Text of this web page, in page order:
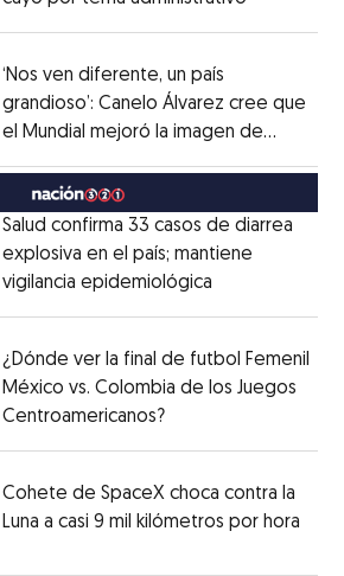
‘Nos ven diferente, un país
grandioso’: Canelo Álvarez cree que
el Mundial mejoró la imagen de
MéxicoOpens in new window
Salud confirma 33 casos de diarrea
explosiva en el país; mantiene
vigilancia epidemiológica
¿Dónde ver la final de futbol Femenil
México vs. Colombia de los Juegos
Centroamericanos?Opens in new
Cohete de SpaceX choca contra la
Luna a casi 9 mil kilómetros por hora